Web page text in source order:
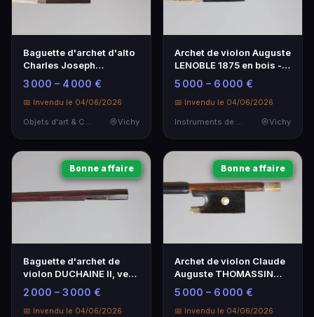
Baguette d'archet d'alto
Charles Joseph
Théodore GUINOT -
Artisanat d'exception
3 000 – 4 000 €
📅 Invendu le 04/06/2026
Objets d'art & Curiosités
Vichy
Archet de violon Auguste
LENOBLE 1875 en bois -
Instrument de musique
5 000 – 6 000 €
📅 Invendu le 04/06/2026
Instruments de Musique
Vichy
Bonne affaire
Baguette d'archet de
violon DUCHAINE II, vers
1790, rare
2 000 – 3 000 €
📅 Invendu le 04/06/2026
Bonne affaire
Archet de violon Claude
Auguste THOMASSIN
1910 - Instrument de
musique
5 000 – 6 000 €
📅 Invendu le 04/06/2026